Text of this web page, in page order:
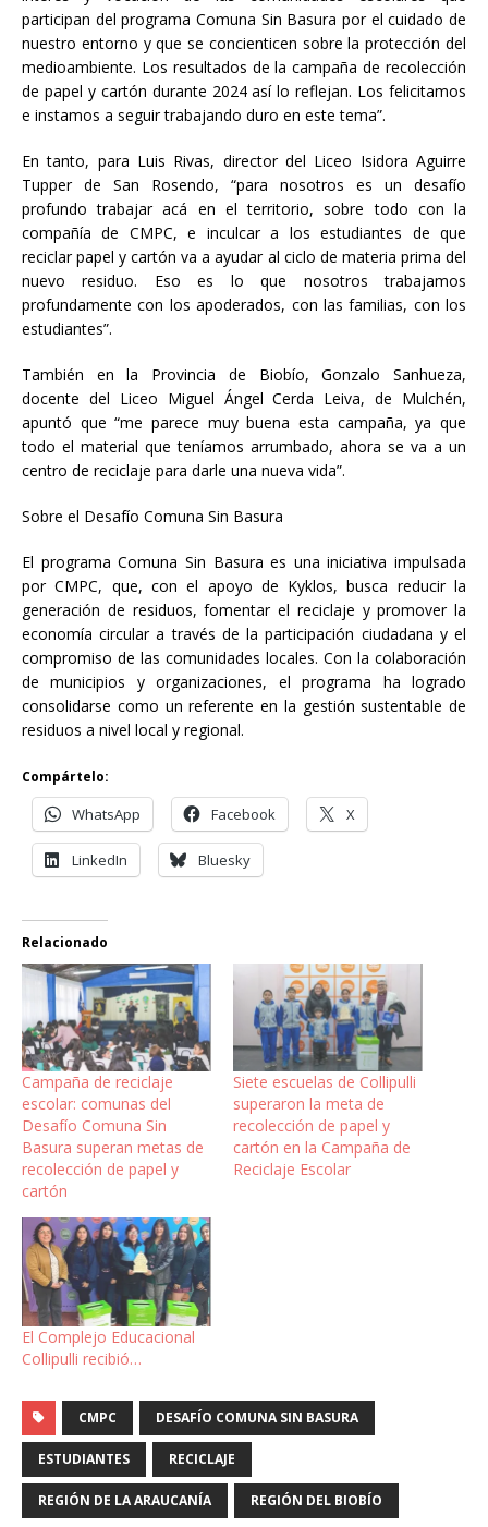
participan del programa Comuna Sin Basura por el cuidado de
nuestro entorno y que se concienticen sobre la protección del
medioambiente. Los resultados de la campaña de recolección
de papel y cartón durante 2024 así lo reflejan. Los felicitamos
e instamos a seguir trabajando duro en este tema”.
En tanto, para Luis Rivas, director del Liceo Isidora Aguirre
Tupper de San Rosendo, “para nosotros es un desafío
profundo trabajar acá en el territorio, sobre todo con la
compañía de CMPC, e inculcar a los estudiantes de que
reciclar papel y cartón va a ayudar al ciclo de materia prima del
nuevo residuo. Eso es lo que nosotros trabajamos
profundamente con los apoderados, con las familias, con los
estudiantes”.
También en la Provincia de Biobío, Gonzalo Sanhueza,
docente del Liceo Miguel Ángel Cerda Leiva, de Mulchén,
apuntó que “me parece muy buena esta campaña, ya que
todo el material que teníamos arrumbado, ahora se va a un
centro de reciclaje para darle una nueva vida”.
Sobre el Desafío Comuna Sin Basura
El programa Comuna Sin Basura es una iniciativa impulsada
por CMPC, que, con el apoyo de Kyklos, busca reducir la
generación de residuos, fomentar el reciclaje y promover la
economía circular a través de la participación ciudadana y el
compromiso de las comunidades locales. Con la colaboración
de municipios y organizaciones, el programa ha logrado
consolidarse como un referente en la gestión sustentable de
residuos a nivel local y regional.
Compártelo:
WhatsApp Facebook X
LinkedIn Bluesky
Relacionado
Campaña de reciclaje
escolar: comunas del
Desafío Comuna Sin
Basura superan metas de
recolección de papel y
cartón
Siete escuelas de Collipulli
superaron la meta de
recolección de papel y
cartón en la Campaña de
Reciclaje Escolar
El Complejo Educacional
Collipulli recibió…
CMPC DESAFÍO COMUNA SIN BASURA
ESTUDIANTES RECICLAJE
REGIÓN DE LA ARAUCANÍA REGIÓN DEL BIOBÍO